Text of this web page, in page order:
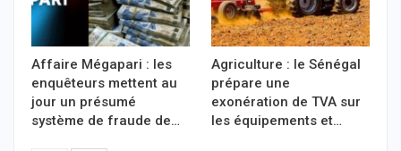
Affaire Mégapari : les
enquêteurs mettent au
jour un présumé
système de fraude de…
Agriculture : le Sénégal
prépare une
exonération de TVA sur
les équipements et…